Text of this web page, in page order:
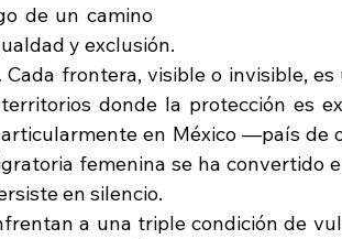
de un camino
y exclusión.
Cada frontera, visible o invisible,
donde la protección es
en México —país de
femenina se ha convertido
en silencio.
a una triple condición de